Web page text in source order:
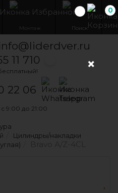
11 710
22 06
Написать на
Написать на
9:00 до 21:00
0
Монтаж Поиск
Цилиндры/накладки
×